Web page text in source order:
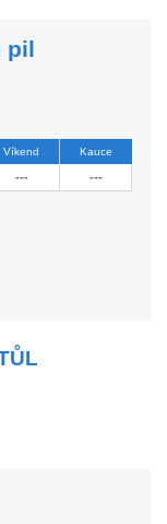
pil
Víkend Kauce
--- ---